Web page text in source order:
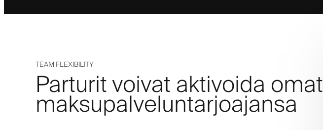
TEAM FLEXIBILITY
Parturit voivat aktivoida omat
maksupalveluntarjoajansa